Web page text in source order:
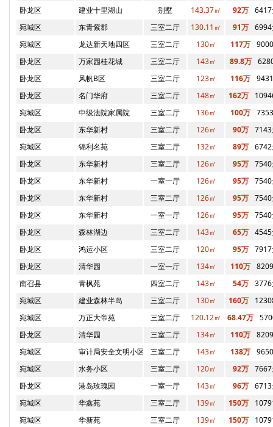
卧龙区
建业十里湖山 别墅 143.37㎡ 92万
宛城区
东青紫郡 三室二厅 130.11㎡ 91万
宛城区
龙达新天地四区 三室二厅 130㎡ 117万
卧龙区
万家园桂花城 三室二厅 143㎡ 89.8万
卧龙区
风帆B区 三室二厅 123㎡ 116万
卧龙区
名门华府 三室二厅 148㎡ 162万
宛城区
中级法院家属院 三室二厅 136㎡ 100万
卧龙区
东华新村 三室二厅 126㎡ 90万
宛城区
锦利名苑 三室二厅 132㎡ 89万
卧龙区
东华新村 三室二厅 126㎡ 95万
卧龙区
东华新村 一室一厅 126㎡ 95万
卧龙区
东华新村 三室二厅 126㎡ 95万
卧龙区
东华新村 一室一厅 126㎡ 95万
卧龙区
森林湖边 三室二厅 143㎡ 65万
卧龙区
鸿运小区 三室二厅 120㎡ 95万
卧龙区
清华园 一室一厅 134㎡ 110万
南召县
青枫苑 四室二厅 143㎡ 54万
宛城区
建业森林半岛 三室二厅 130㎡ 160万
宛城区
万正大帝苑 三室二厅 120.12㎡ 68.47万
卧龙区
清华园 三室二厅 134㎡ 110万
宛城区
审计局安全文明小区 三室二厅 143㎡ 138万
宛城区
水务小区 三室二厅 120㎡ 92万
卧龙区
港岛玫瑰园 一室一厅 143㎡ 96万
宛城区
华鑫苑 三室二厅 139㎡ 150万
宛城区
华新苑 三室二厅 139㎡ 150万